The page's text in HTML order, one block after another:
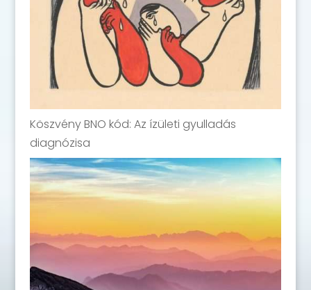
Köszvény BNO kód: Az ízületi gyulladás
diagnózisa